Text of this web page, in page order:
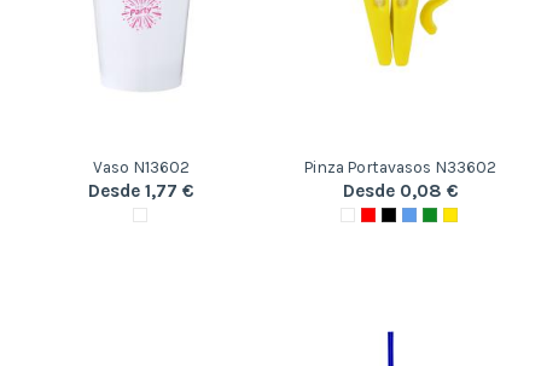
Vaso N13602
Desde 1,77 €
Pinza Portavasos N33602
Desde 0,08 €